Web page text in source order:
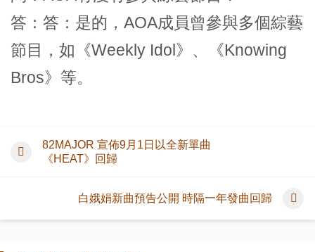
答：答：是的，AOA成員曾參與多個綜藝
節目，如《Weekly Idol》、《Knowing
Bros》等。
82MAJOR 宣佈9月1日以全新單曲
《HEAT》回歸
白娥娟新曲預告公開 時隔一年發曲回歸